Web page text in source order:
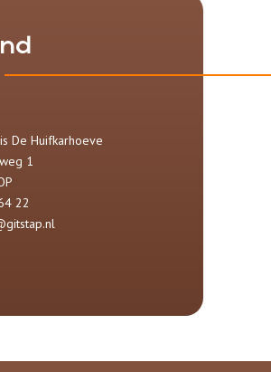
De Huifkarhoeve
1
22